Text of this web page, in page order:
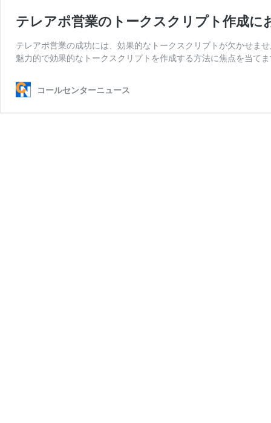
テレアポ営業のトークスクリプト作成
テレアポ営業の成功には、効果的なトークスクリプトが欠かせま
魅力的で効果的なトークスクリプトを作成する方法に焦点を当て
コールセンターニュース